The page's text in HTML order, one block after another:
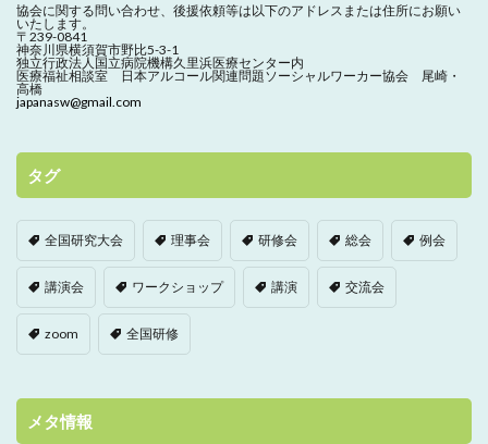
協会に関する問い合わせ、 後援依頼等は以下のアドレスまたは住所にお願い
いたします。
〒239-0841
神奈川県横須賀市野比5-3-1
独立行政法人国立病院機構久里浜医療センター内
医療福祉相談室 日本アルコール関連問題ソーシャルワーカー協会 尾崎・
高橋
japanasw@gmail.com
タグ
全国研究大会 理事会 研修会 総会 例会
講演会 ワークショップ 講演 交流会
zoom 全国研修
メタ情報